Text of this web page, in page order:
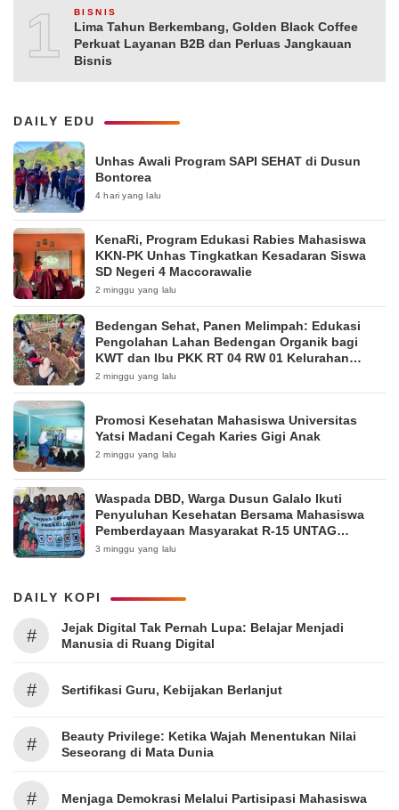
10BISNIS
Lima Tahun Berkembang, Golden Black Coffee
Perkuat Layanan B2B dan Perluas Jangkauan
Bisnis
DAILY EDU
Unhas Awali Program SAPI SEHAT di Dusun
Bontorea
4 hari yang lalu
KenaRi, Program Edukasi Rabies Mahasiswa
KKN-PK Unhas Tingkatkan Kesadaran Siswa
SD Negeri 4 Maccorawalie
2 minggu yang lalu
Bedengan Sehat, Panen Melimpah: Edukasi
Pengolahan Lahan Bedengan Organik bagi
KWT dan Ibu PKK RT 04 RW 01 Kelurahan
Pakintelan
2 minggu yang lalu
Promosi Kesehatan Mahasiswa Universitas
Yatsi Madani Cegah Karies Gigi Anak
2 minggu yang lalu
Waspada DBD, Warga Dusun Galalo Ikuti
Penyuluhan Kesehatan Bersama Mahasiswa
Pemberdayaan Masyarakat R-15 UNTAG
Surabaya 2026
3 minggu yang lalu
DAILY KOPI
#
Jejak Digital Tak Pernah Lupa: Belajar Menjadi
Manusia di Ruang Digital
# Sertifikasi Guru, Kebijakan Berlanjut
#
Beauty Privilege: Ketika Wajah Menentukan Nilai
Seseorang di Mata Dunia
# Menjaga Demokrasi Melalui Partisipasi Mahasiswa